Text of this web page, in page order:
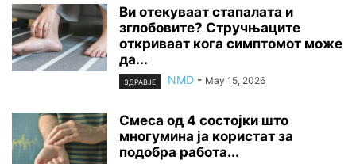
Ви отекуваат стапалата и
зглобовите? Стручњаците
откриваат кога симптомот може
да...
ЗДРАВЈЕ NMD - May 15, 2026
Смеса од 4 состојки што
многумина ја користат за
подобра работа...